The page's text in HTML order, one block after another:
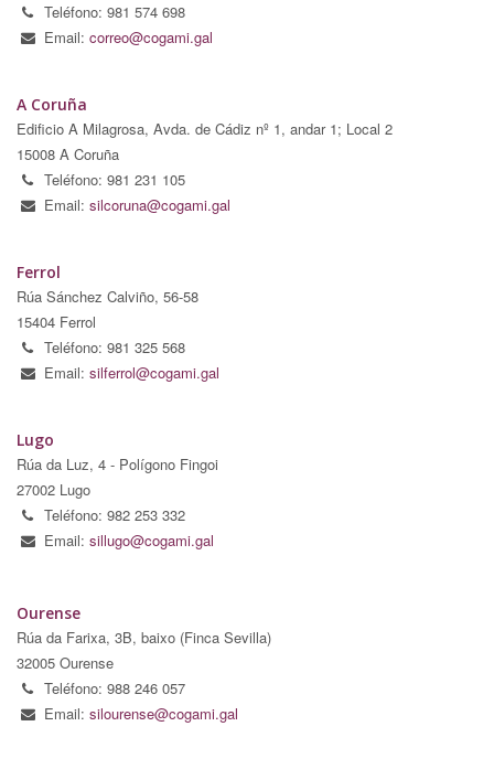
Teléfono: 981 574 698
Email: correo@cogami.gal
A Coruña
Edificio A Milagrosa, Avda. de Cádiz nº 1, andar 1; Local 2
15008 A Coruña
Teléfono: 981 231 105
Email: silcoruna@cogami.gal
Ferrol
Rúa Sánchez Calviño, 56-58
15404 Ferrol
Teléfono: 981 325 568
Email: silferrol@cogami.gal
Lugo
Rúa da Luz, 4 - Polígono Fingoi
27002 Lugo
Teléfono: 982 253 332
Email: sillugo@cogami.gal
Ourense
Rúa da Farixa, 3B, baixo (Finca Sevilla)
32005 Ourense
Teléfono: 988 246 057
Email: silourense@cogami.gal